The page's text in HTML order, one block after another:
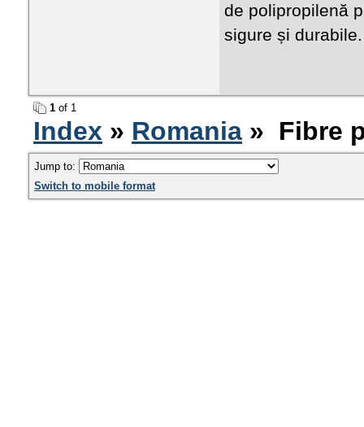
de polipropilenă
sigure și durabile.
1 of 1
Index » Romania » Fibre
Jump to:
Switch to mobile format